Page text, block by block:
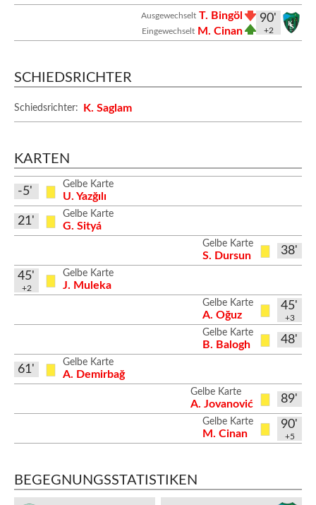
90'
+2
Ausgewechselt T. Bingöl
Eingewechselt M. Cinan
SCHIEDSRICHTER
Schiedsrichter: K. Saglam
KARTEN
Gelbe Karte
U. Yazğılı
-5'
Gelbe Karte
G. Sityá
21'
38'
Gelbe Karte
S. Dursun
Gelbe Karte
J. Muleka
45'
+2
45'
+3
Gelbe Karte
A. Oğuz
48'
Gelbe Karte
B. Balogh
Gelbe Karte
A. Demirbağ
61'
89'
Gelbe Karte
A. Jovanović
90'
+5
Gelbe Karte
M. Cinan
BEGEGNUNGSSTATISTIKEN